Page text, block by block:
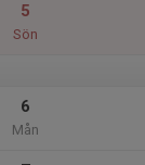
5
Sön
6
Mån